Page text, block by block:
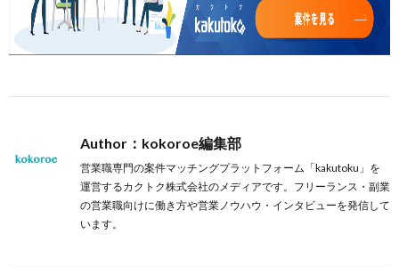
Author：kokoroe編集部
営業職専門の案件マッチングプラットフォーム「kakutoku」を
運営するカクトク株式会社のメディアです。フリーランス・副業
の営業職向けに働き方や営業ノウハウ・インタビューを発信して
います。